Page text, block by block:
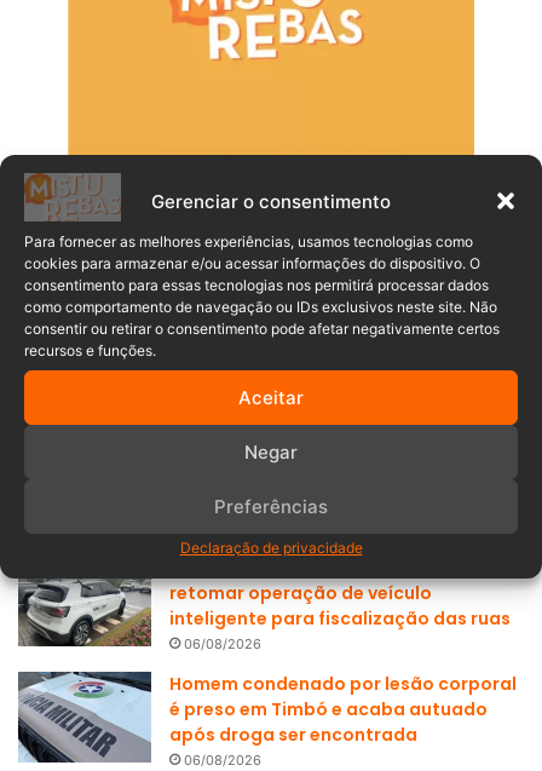
Gerenciar o consentimento
Para fornecer as melhores experiências, usamos tecnologias como
cookies para armazenar e/ou acessar informações do dispositivo. O
consentimento para essas tecnologias nos permitirá processar dados
como comportamento de navegação ou IDs exclusivos neste site. Não
consentir ou retirar o consentimento pode afetar negativamente certos
recursos e funções.
Aceitar
Negar
Preferências
Declaração de privacidade
Populares Recentes
Professora emociona alunos ao revelar
sexo do bebê de forma criativa em sala
de aula
retomar operação de veículo
inteligente para fiscalização das ruas
06/08/2026
Homem condenado por lesão corporal
é preso em Timbó e acaba autuado
após droga ser encontrada
06/08/2026